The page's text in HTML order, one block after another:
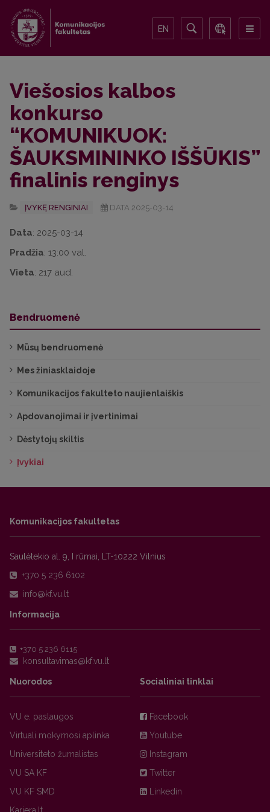
EN
Viešosios kalbos
konkurso
“KOMUNIKUOK:
ŠAUKSMININKO IŠŠŪKIS”
finalinis renginys
ĮVYKĘ RENGINIAI DATA 2025-03-14
Data: 2025-03-14
Pradžia: 13:00 val.
Vieta: 217 aud.
Bendruomenė
Mūsų bendruomenė
Mes žiniasklaidoje
Komunikacijos fakulteto naujienlaiškis
Apdovanojimai ir įvertinimai
Dėstytojų skiltis
Įvykiai
Komunikacijos fakultetas
Saulėtekio al. 9, I rūmai, LT-10222 Vilnius
+370 5 236 6102
Informacija
+370 5 236 6115
Nuorodos
VU e. paslaugos
Virtuali mokymosi aplinka
Universiteto žurnalistas
VU SA KF
VU KF SMD
Socialiniai tinklai
Facebook
Youtube
Instagram
Twitter
Linkedin